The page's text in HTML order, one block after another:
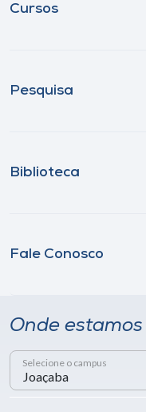
Cursos
Pesquisa
Biblioteca
Fale Conosco
Onde estamos
Selecione o campus